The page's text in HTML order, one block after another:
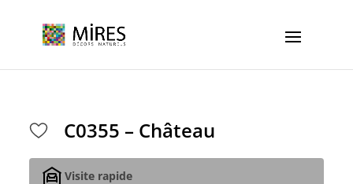
C0355 – Château
Visite rapide